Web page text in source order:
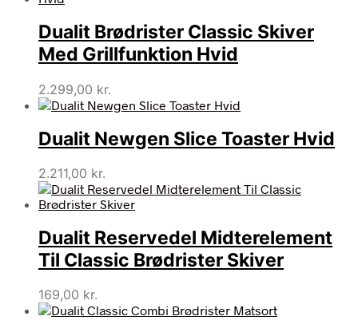
Dualit Brødrister Classic Skiver
Med Grillfunktion Hvid
2.299,00 kr.
Dualit Newgen Slice Toaster Hvid
2.211,00 kr.
Dualit Reservedel Midterelement
Til Classic Brødrister Skiver
169,00 kr.